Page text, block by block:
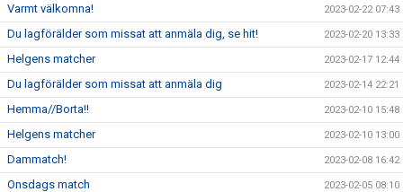
Varmt välkomna! 2023-02-22 07:43
Du lagförälder som missat att anmäla dig, se hit! 2023-02-20 13:33
Helgens matcher 2023-02-17 12:44
Du lagförälder som missat att anmäla dig 2023-02-14 22:21
Hemma//Borta!! 2023-02-10 15:48
Helgens matcher 2023-02-10 13:00
Dammatch! 2023-02-08 16:42
Onsdags match 2023-02-05 08:10